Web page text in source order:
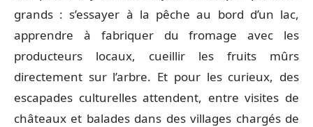
grands : s’essayer à la pêche au bord d’un lac,
apprendre à fabriquer du fromage avec les
producteurs locaux, cueillir les fruits mûrs
directement sur l’arbre. Et pour les curieux, des
escapades culturelles attendent, entre visites de
châteaux et balades dans des villages chargés de